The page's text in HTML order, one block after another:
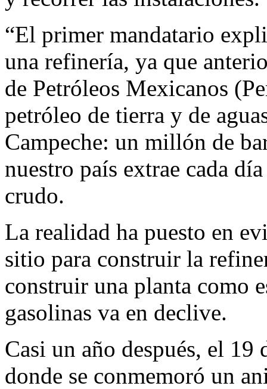
“El primer mandatario
una refinería, ya que
de Petróleos Mexicanos
petróleo de tierra y de
Campeche: un millón de
nuestro país extrae cada
crudo.
La realidad ha puesto en
sitio para construir la
construir una planta como
gasolinas va en declive.
Casi un año después, el 19
donde se conmemoró un